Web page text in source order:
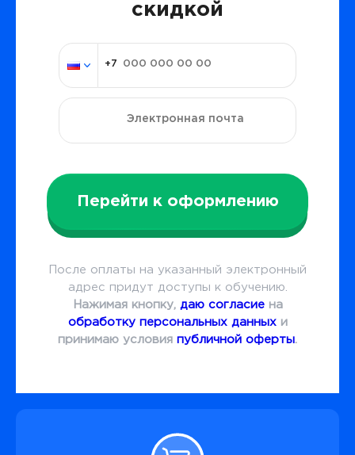
скидкой
Перейти к оформлению
После оплаты на указанный электронный
адрес придут доступы к обучению.
Нажимая кнопку, даю согласиена
обработку персональных данныхи
принимаю условия публичной оферты.